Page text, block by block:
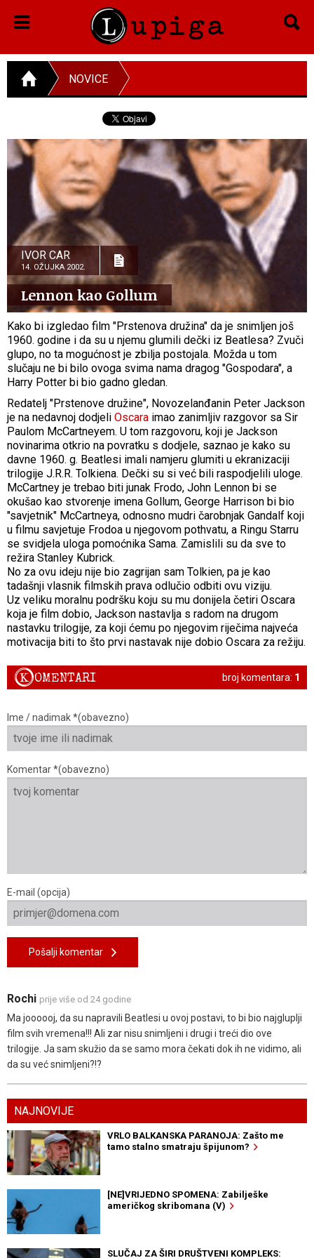
NOVICE
IVOR CAR
14. OŽUJKA 2002.
Lennon kao Gollum
Kako bi izgledao film "Prstenova družina" da je snimljen još
1960. godine i da su u njemu glumili dečki iz Beatlesa? Zvuči
glupo, no ta mogućnost je zbilja postojala. Možda u tom
slučaju ne bi bilo ovoga svima nama dragog "Gospodara", a
Harry Potter bi bio gadno gledan.
Redatelj "Prstenove družine", Novozelanđanin Peter Jackson
je na nedavnoj dodjeli Oscara imao zanimljiv razgovor sa Sir
Paulom McCartneyem. U tom razgovoru, koji je Jackson
novinarima otkrio na povratku s dodjele, saznao je kako su
davne 1960. g. Beatlesi imali namjeru glumiti u ekranizaciji
trilogije J.R.R. Tolkiena. Dečki su si već bili raspodjelili uloge.
McCartney je trebao biti junak Frodo, John Lennon bi se
okušao kao stvorenje imena Gollum, George Harrison bi bio
"savjetnik" McCartneya, odnosno mudri čarobnjak Gandalf koji
u filmu savjetuje Frodoa u njegovom pothvatu, a Ringu Starru
se svidjela uloga pomoćnika Sama. Zamislili su da sve to
režira Stanley Kubrick.
No za ovu ideju nije bio zagrijan sam Tolkien, pa je kao
tadašnji vlasnik filmskih prava odlučio odbiti ovu viziju.
Uz veliku moralnu podršku koju su mu donijela četiri Oscara
koja je film dobio, Jackson nastavlja s radom na drugom
nastavku trilogije, za koji ćemu po njegovim riječima najveća
motivacija biti to što prvi nastavak nije dobio Oscara za režiju.
broj komentara: 1
KOMENTARI
Ime / nadimak *(obavezno)
Komentar *(obavezno)
E-mail (opcija)
Pošalji komentar
Rochi prije više od 24 godine
Ma joooooj, da su napravili Beatlesi u ovoj postavi, to bi bio najgluplji
film svih vremena!!! Ali zar nisu snimljeni i drugi i treći dio ove
trilogije. Ja sam skužio da se samo mora čekati dok ih ne vidimo, ali
da su već snimljeni?!?
NAJNOVIJE
VRLO BALKANSKA PARANOJA: Zašto me
tamo stalno smatraju špijunom?
[NE]VRIJEDNO SPOMENA: Zabilješke
američkog skribomana (V)
SLUČAJ ZA ŠIRI DRUŠTVENI KOMPLEKS: